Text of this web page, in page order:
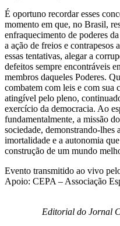
É oportuno recordar esses
momento em que, no Brasil,
enfraquecimento de poderes
a ação de freios e
essas tentativas, alegar a
defeitos sempre encontráveis
membros daqueles Poderes.
combatem com leis e com sua
atingível pelo pleno,
exercício da democracia. Ao
fundamentalmente, a missão
sociedade, demonstrando-lhes
imortalidade e a autonomia
construção de um mundo
Evento transmitido ao vivo
Apoio: CEPA – Associação
Editorial do Jornal